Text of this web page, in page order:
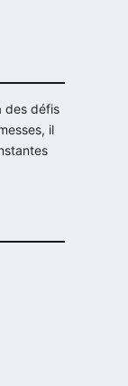
des défis
il